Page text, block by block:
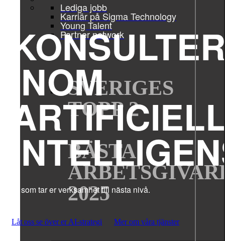
Lediga jobb
Karriär på Sigma Technology
Young Talent
Partner network
SVERIGES
TOPP 2
BÄSTA
2025
INOM
AI som tar er verksamhet till nästa nivå.
Låt oss se över er AI-strategi Mer om våra tjänster